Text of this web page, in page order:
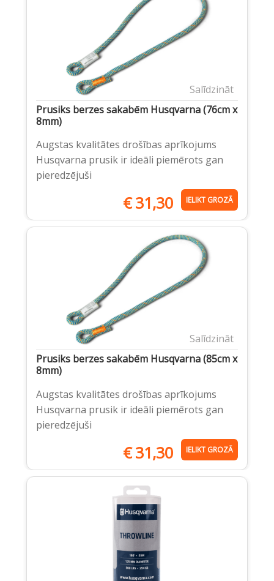
Salīdzināt
Prusiks berzes sakabēm Husqvarna (76cm x
8mm)
Augstas kvalitātes drošības aprīkojums
Husqvarna prusik ir ideāli piemērots gan
pieredzējuši
€31,30 IELIKT GROZĀ
Salīdzināt
Prusiks berzes sakabēm Husqvarna (85cm x
8mm)
Augstas kvalitātes drošības aprīkojums
Husqvarna prusik ir ideāli piemērots gan
pieredzējuši
€31,30 IELIKT GROZĀ